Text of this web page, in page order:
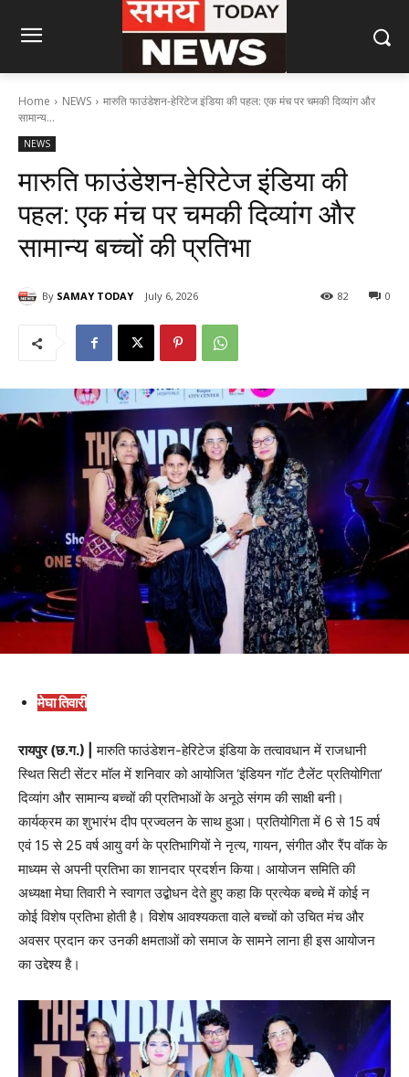
Home NEWS
मारुति फाउंडेशन-हेरिटेज इंडिया की पहल: एक मंच पर चमकी दिव्यांग और
सामान्य...
NEWS
मारुति फाउंडेशन-हेरिटेज इंडिया की
पहल: एक मंच पर चमकी दिव्यांग और
सामान्य बच्चों की प्रतिभा
By SAMAY TODAY July 6, 2026 0
82
मेघा तिवारी
रायपुर (छ.ग.) |
मारुति फाउंडेशन-हेरिटेज इंडिया के तत्वावधान में राजधानी
स्थित सिटी सेंटर मॉल में शनिवार को आयोजित ‘इंडियन गॉट टैलेंट प्रतियोगिता’
दिव्यांग और सामान्य बच्चों की प्रतिभाओं के अनूठे संगम की साक्षी बनी।
कार्यक्रम का शुभारंभ दीप प्रज्वलन के साथ हुआ। प्रतियोगिता में 6 से 15 वर्ष
एवं 15 से 25 वर्ष आयु वर्ग के प्रतिभागियों ने नृत्य, गायन, संगीत और रैंप वॉक के
माध्यम से अपनी प्रतिभा का शानदार प्रदर्शन किया। आयोजन समिति की
अध्यक्षा मेघा तिवारी ने स्वागत उद्बोधन देते हुए कहा कि प्रत्येक बच्चे में कोई न
कोई विशेष प्रतिभा होती है। विशेष आवश्यकता वाले बच्चों को उचित मंच और
अवसर प्रदान कर उनकी क्षमताओं को समाज के सामने लाना ही इस आयोजन
का उद्देश्य है।